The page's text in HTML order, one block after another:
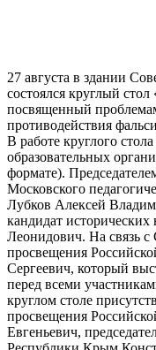
27 августа в здании
состоялся круглый
посвященный
противодействия
В работе круглого
образовательных
формате).
Московского
Лубков Алексей
кандидат
Леонидович. На связь
просвещения
Сергеевич, который
перед всеми
круглом столе
просвещения
Евгеньевич,